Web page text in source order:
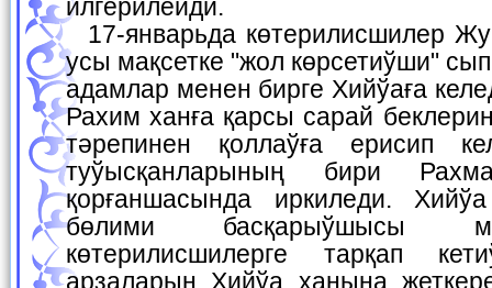
илгерилейди.
17-январьда көтерилисшилер Жунайдхан тәрепинен
усы мақсетке "жол көрсетиўши"
адамлар менен бирге Хийўаға
Рахим ханға қарсы сарай
тәрепинен қоллаўға ерисип
туўысқанларының бири
қорғаншасында иркиледи.
бөлими басқарыўшысы
көтерилисшилерге тарқап
арзаларын Хийўа ханына